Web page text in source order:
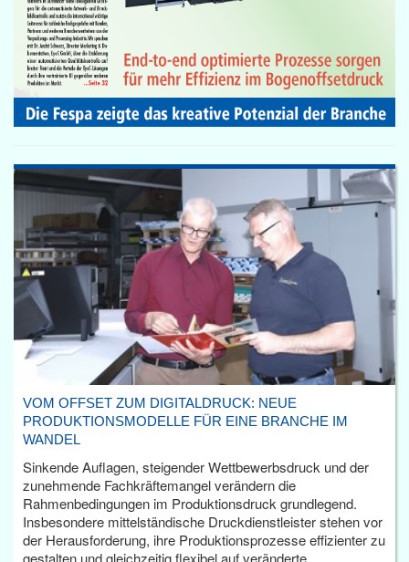
VOM OFFSET ZUM DIGITALDRUCK: NEUE
PRODUKTIONSMODELLE FÜR EINE BRANCHE IM
WANDEL
Sinkende Auflagen, steigender Wettbewerbsdruck und der
zunehmende Fachkräftemangel verändern die
Rahmenbedingungen im Produktionsdruck grundlegend.
Insbesondere mittelständische Druckdienstleister stehen vor
der Herausforderung, ihre Produktionsprozesse effizienter zu
gestalten und gleichzeitig flexibel auf veränderte